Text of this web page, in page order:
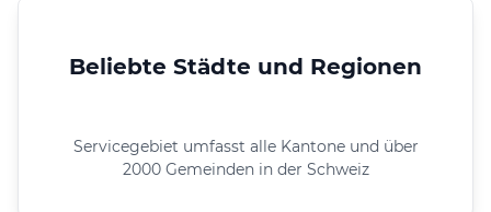
Beliebte Städte und Regionen
Servicegebiet umfasst alle Kantone und über
2000 Gemeinden in der Schweiz